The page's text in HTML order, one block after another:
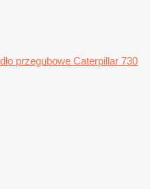
przegubowe Caterpillar 730